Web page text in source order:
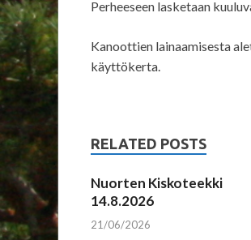
Perheeseen lasketaan
Kanoottien lainaamisesta
käyttökerta.
RELATED POSTS
Nuorten Kiskoteekki
14.8.2026
21/06/2026